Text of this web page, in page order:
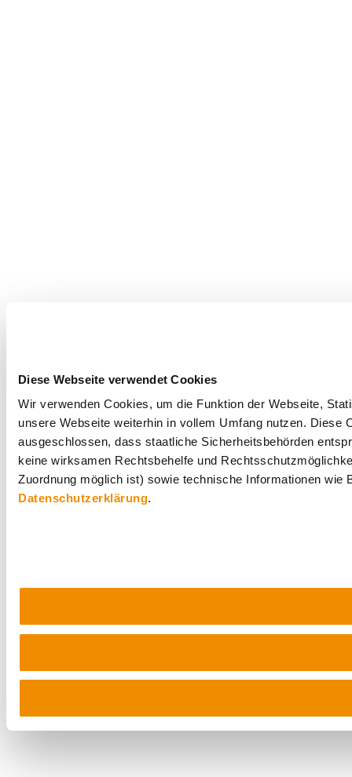
Diese Webseite verwendet Cookies
Wir verwenden Cookies, um die Funktion der Webseite,
unsere Webseite weiterhin in vollem Umfang nutzen.
ausgeschlossen, dass staatliche Sicherheitsbehörden
keine wirksamen Rechtsbehelfe und
Zuordnung möglich ist) sowie technische Informationen
Datenschutzerklärung.